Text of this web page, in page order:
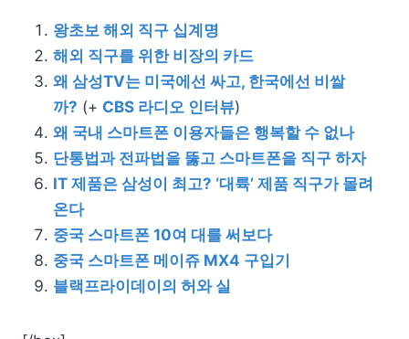
왕초보 해외 직구 십계명
해외 직구를 위한 비장의 카드
왜 삼성TV는 미국에선 싸고, 한국에선 비쌀
까? (+ CBS 라디오 인터뷰)
왜 국내 스마트폰 이용자들은 행복할 수 없나
단통법과 전파법을 뚫고 스마트폰을 직구 하자
IT 제품은 삼성이 최고? ‘대륙’ 제품 직구가 몰려
온다
중국 스마트폰 10여 대를 써보다
중국 스마트폰 메이쥬 MX4 구입기
블랙프라이데이의 허와 실